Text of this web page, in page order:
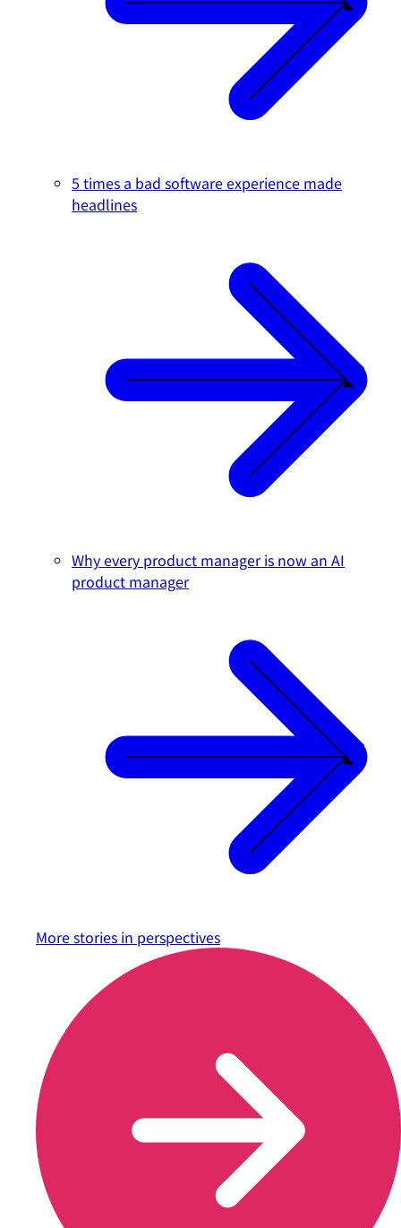
5 times a bad software experience made
headlines
Why every product manager is now an AI
product manager
More stories in perspectives